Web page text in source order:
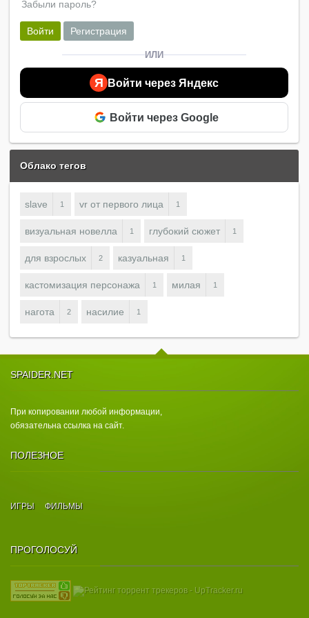
Забыли пароль?
Войти Регистрация
ИЛИ
Я Войти через Яндекс
Войти через Google
Облако тегов
slave 1 vr от первого лица 1
визуальная новелла 1 глубокий сюжет 1
для взрослых 2 казуальная 1
кастомизация персонажа 1 милая 1
нагота 2 насилие 1
SPAIDER.NET
При копировании любой информации,
обязательна ссылка на сайт.
ПОЛЕЗНОЕ
ИГРЫ ФИЛЬМЫ
ПРОГОЛОСУЙ